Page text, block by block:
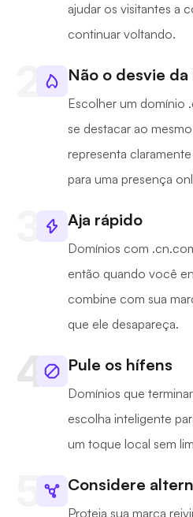
ajudar os visitantes a
continuar voltando.
Não o desvie da
Escolher um domínio
se destacar ao
representa
para uma presença
Aja rápido
Domínios com
então quando você
combine com sua
que ele desapareça.
Pule os hífens
Domínios que
escolha inteligente
um toque local sem
Considere
Proteja sua marca